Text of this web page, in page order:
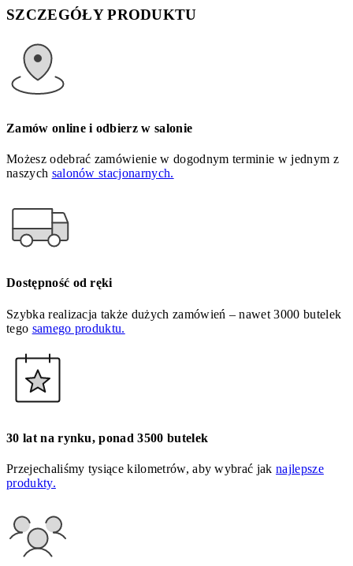
SZCZEGÓŁY PRODUKTU
Zamów online i odbierz w salonie
Możesz odebrać zamówienie w dogodnym terminie w jednym z
naszych salonów stacjonarnych.
Dostępność od ręki
Szybka realizacja także dużych zamówień – nawet 3000 butelek
tego samego produktu.
30 lat na rynku, ponad 3500 butelek
Przejechaliśmy tysiące kilometrów, aby wybrać jaknajlepsze
produkty.